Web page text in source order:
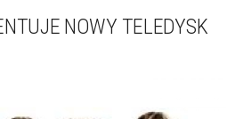
NOWY TELEDYSK